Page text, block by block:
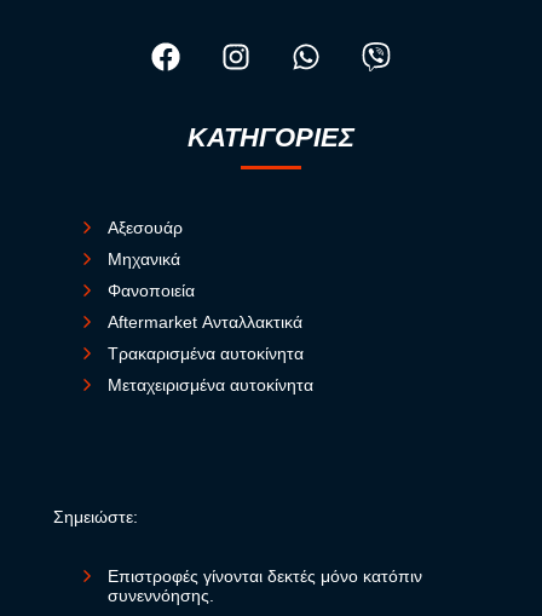
ΚΑΤΗΓΟΡΙΕΣ
Αξεσουάρ
Μηχανικά
Φανοποιεία
Aftermarket Ανταλλακτικά
Τρακαρισμένα αυτοκίνητα
Μεταχειρισμένα αυτοκίνητα
Σημειώστε:
Επιστροφές γίνονται δεκτές μόνο κατόπιν
συνεννόησης.